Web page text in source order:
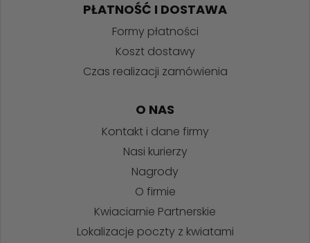
PŁATNOŚĆ I DOSTAWA
Formy płatności
Koszt dostawy
Czas realizacji zamówienia
O NAS
Kontakt i dane firmy
Nasi kurierzy
Nagrody
O firmie
Kwiaciarnie Partnerskie
Lokalizacje poczty z kwiatami